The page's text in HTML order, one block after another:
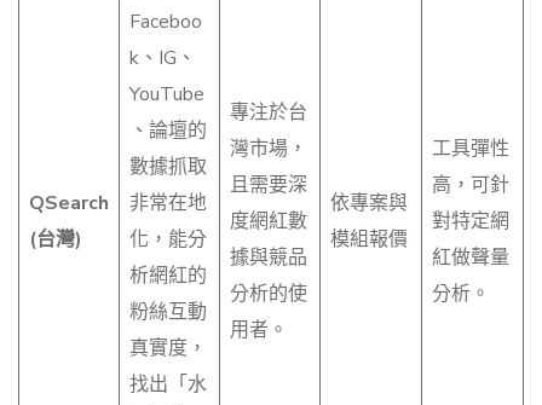
QSearch
(台灣)
Faceboo
k、IG、
YouTube
、論壇的
數據抓取
非常在地
化，能分
析網紅的
粉絲互動
真實度，
找出「水
專注於台
灣市場，
且需要深
度網紅數
據與競品
分析的使
用者。
依專案與
模組報價
工具彈性
高，可針
對特定網
紅做聲量
分析。